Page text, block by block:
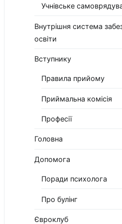
Учнівське
Внутрішня система
освіти
Вступнику
Правила прийому
Приймальна комісія
Професії
Головна
Допомога
Поради психолога
Про булінг
Євроклуб